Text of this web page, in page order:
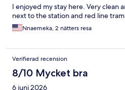
I enjoyed my stay here. Very clean
next to the station and red line
Nnaemeka, 2 nätters resa
Verifierad recension
8/10 Mycket bra
6 juni 2026